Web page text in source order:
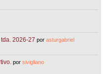
2026-27 porasturgabriel
porsivigliano